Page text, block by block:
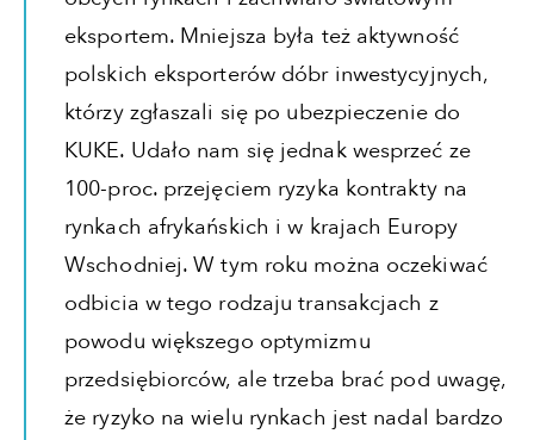
eksportem. Mniejsza była też aktywność
polskich eksporterów dóbr inwestycyjnych,
którzy zgłaszali się po ubezpieczenie do
KUKE. Udało nam się jednak wesprzeć ze
100-proc. przejęciem ryzyka kontrakty na
rynkach afrykańskich i w krajach Europy
Wschodniej. W tym roku można oczekiwać
odbicia w tego rodzaju transakcjach z
powodu większego optymizmu
przedsiębiorców, ale trzeba brać pod uwagę,
że ryzyko na wielu rynkach jest nadal bardzo